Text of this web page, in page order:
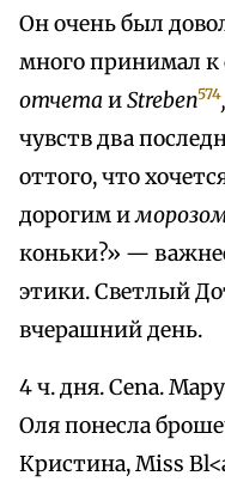
Он очень был
много принимал к
отчетаиStreben574,
чувств два
оттого, что
дорогим и
коньки?» —
этики. Светлый
вчерашний день.
4 ч. дня. Cena.
Оля понесла
Кристина, Miss